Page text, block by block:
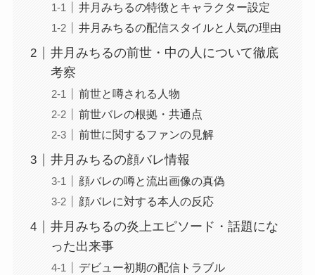
井月みちるの特徴とキャラクター設定
井月みちるの配信スタイルと人気の理由
井月みちるの前世・中の人について徹底
考察
前世と噂される人物
前世バレの根拠・共通点
前世に関するファンの見解
井月みちるの顔バレ情報
顔バレの噂と流出画像の真偽
顔バレに対する本人の反応
井月みちるの炎上エピソード・話題にな
った出来事
デビュー初期の配信トラブル